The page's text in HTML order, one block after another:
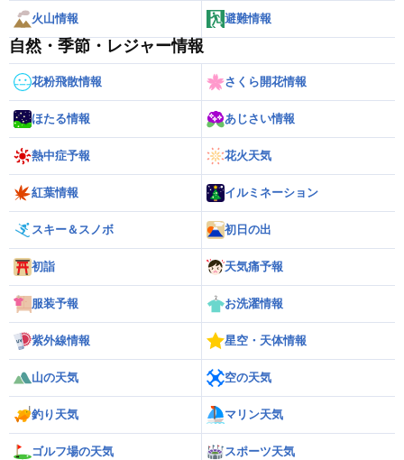
火山情報 避難情報
自然・季節・レジャー情報
花粉飛散情報 さくら開花情報
ほたる情報 あじさい情報
熱中症予報 花火天気
紅葉情報 イルミネーション
スキー＆スノボ 初日の出
初詣 天気痛予報
服装予報 お洗濯情報
紫外線情報 星空・天体情報
山の天気 空の天気
釣り天気 マリン天気
ゴルフ場の天気 スポーツ天気